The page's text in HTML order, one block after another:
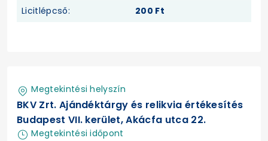
Licitlépcső:
200 Ft
Megtekintési helyszín
BKV Zrt. Ajándéktárgy és relikvia értékesítés
Budapest VII. kerület, Akácfa utca 22.
Megtekintési időpont